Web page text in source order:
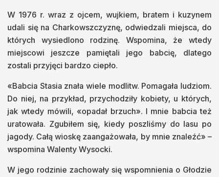
W 1976 r. wraz z ojcem, wujkiem, bratem i kuzynem
udali się na Charkowszczyznę, odwiedzali miejsca, do
których wysiedlono rodzinę. Wspomina, że wtedy
miejscowi jeszcze pamiętali jego babcię, dlatego
zostali przyjęci bardzo ciepło.
«Babcia Stasia znała wiele modlitw. Pomagała ludziom.
Do niej, na przykład, przychodziły kobiety, u których,
jak wtedy mówili, «opadał brzuch». I mnie babcia też
uratowała. Zgubiłem się, kiedy poszliśmy do lasu po
jagody. Całą wioskę zaangażowała, by mnie znaleźć» –
wspomina Walenty Wysocki.
W jego rodzinie zachowały się wspomnienia o Głodzie